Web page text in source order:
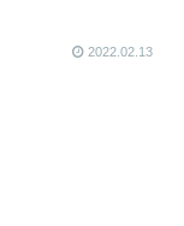
2022.02.13